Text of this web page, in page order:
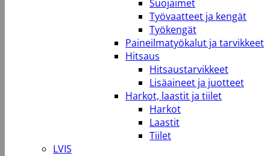
Suojaimet
Työvaatteet ja kengät
Työkengät
Paineilmatyökalut ja tarvikkeet
Hitsaus
Hitsaustarvikkeet
Lisäaineet ja juotteet
Harkot, laastit ja tiilet
Harkot
Laastit
Tiilet
LVIS